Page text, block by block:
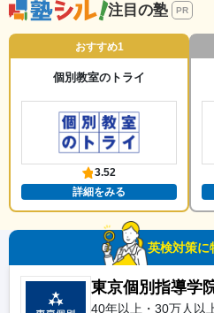
注目の塾 PR
おすすめ1
個別教室のトライ
3.52
詳細をみる
英検対策に
東京個別指導学
40年以上・30万人以